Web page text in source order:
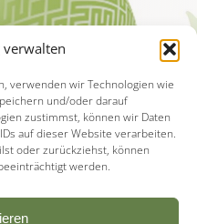
verwenden wir Technologien wie
und/oder darauf
zustimmst, können wir Daten
auf dieser Website verarbeiten.
oder zurückziehst, können
werden.